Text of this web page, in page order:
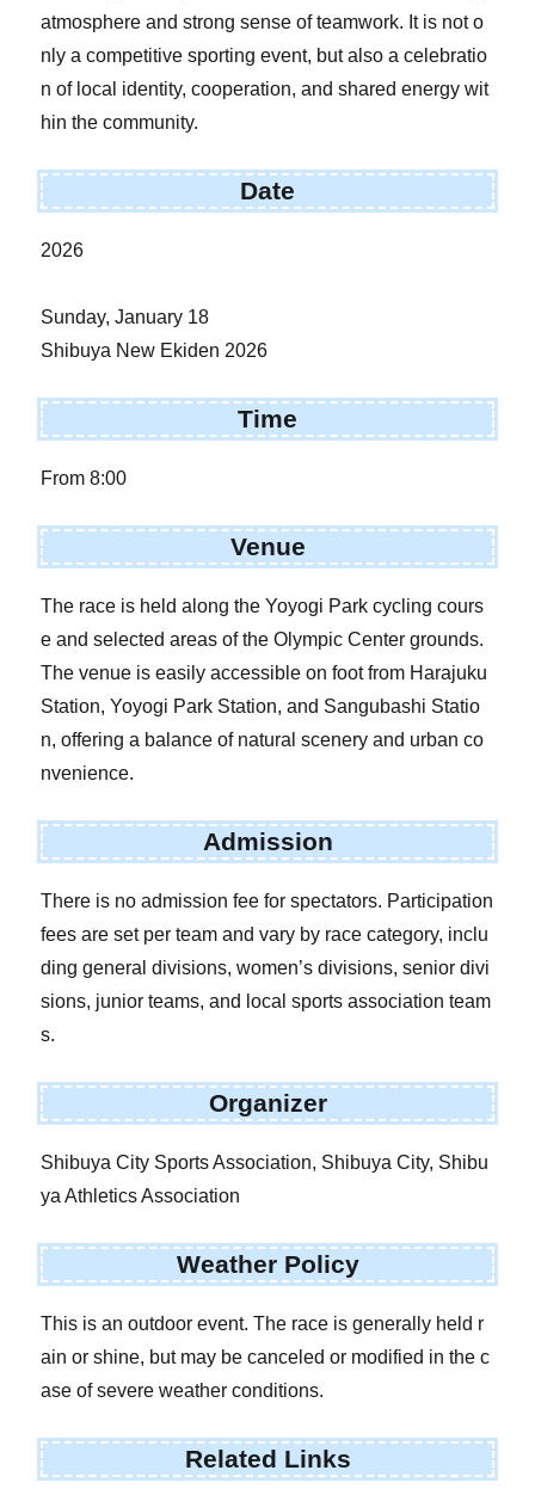
atmosphere and strong sense of teamwork. It is not o
nly a competitive sporting event, but also a celebratio
n of local identity, cooperation, and shared energy wit
hin the community.
Date
2026
Sunday, January 18
Shibuya New Ekiden 2026
Time
From 8:00
Venue
The race is held along the Yoyogi Park cycling cours
e and selected areas of the Olympic Center grounds.
The venue is easily accessible on foot from Harajuku
Station, Yoyogi Park Station, and Sangubashi Statio
n, offering a balance of natural scenery and urban co
nvenience.
Admission
There is no admission fee for spectators. Participation
fees are set per team and vary by race category, inclu
ding general divisions, women’s divisions, senior divi
sions, junior teams, and local sports association team
s.
Organizer
Shibuya City Sports Association, Shibuya City, Shibu
ya Athletics Association
Weather Policy
This is an outdoor event. The race is generally held r
ain or shine, but may be canceled or modified in the c
ase of severe weather conditions.
Related Links